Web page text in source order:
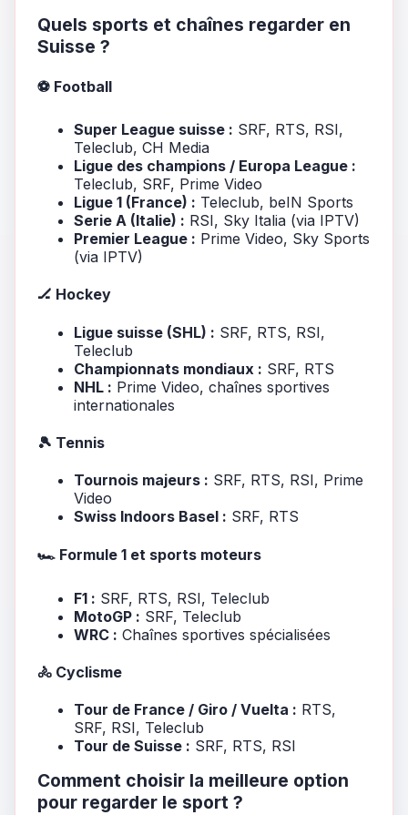
Quels sports et chaînes regarder en
Suisse ?
⚽ Football
Super League suisse : SRF, RTS, RSI,
Teleclub, CH Media
Ligue des champions / Europa League :
Teleclub, SRF, Prime Video
Ligue 1 (France) : Teleclub, beIN Sports
Serie A (Italie) : RSI, Sky Italia (via IPTV)
Premier League : Prime Video, Sky Sports
(via IPTV)
🏒 Hockey
Ligue suisse (SHL) : SRF, RTS, RSI,
Teleclub
Championnats mondiaux : SRF, RTS
NHL : Prime Video, chaînes sportives
internationales
🎾 Tennis
Tournois majeurs : SRF, RTS, RSI, Prime
Video
Swiss Indoors Basel : SRF, RTS
🏎️ Formule 1 et sports moteurs
F1 : SRF, RTS, RSI, Teleclub
MotoGP : SRF, Teleclub
WRC : Chaînes sportives spécialisées
🚴 Cyclisme
Tour de France / Giro / Vuelta : RTS,
SRF, RSI, Teleclub
Tour de Suisse : SRF, RTS, RSI
Comment choisir la meilleure option
pour regarder le sport ?